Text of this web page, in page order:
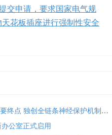
交申请，要求国家电气规
花板插座进行强制性安全
麦科医药MT200605 II期临床达主要终点 独创全链条神经保护机制将亮相国际卒中大会
公室正式启用